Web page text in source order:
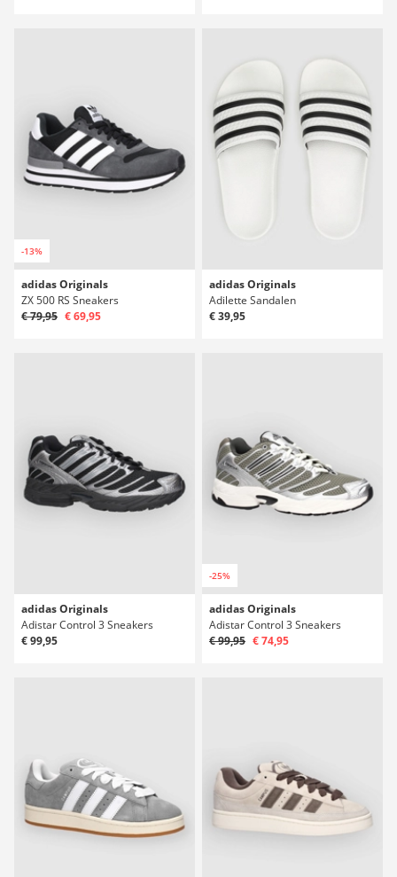
-13%
adidas Originals
ZX 500 RS Sneakers
€ 79,95 € 69,95
adidas Originals
Adilette Sandalen
€ 39,95
adidas Originals
Adistar Control 3 Sneakers
€ 99,95
-25%
adidas Originals
Adistar Control 3 Sneakers
€ 99,95 € 74,95